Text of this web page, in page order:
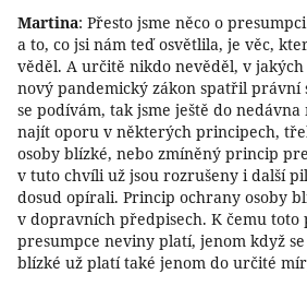
Martina: Přesto jsme něco o
a to, co jsi nám teď osvětlila, je věc,
věděl. A určitě nikdo nevěděl, v jakých
nový pandemický zákon spatřil právní
se podívám, tak jsme ještě do
najít oporu v některých principech,
osoby blízké, nebo zmíněný princip
v tuto chvíli už jsou rozrušeny i další
dosud opírali. Princip ochrany osoby
v dopravních předpisech. K čemu toto
presumpce neviny platí, jenom když
blízké už platí také jenom do určité